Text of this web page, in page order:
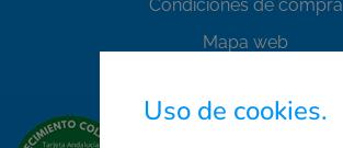
Condiciones de compra
Mapa web
Uso de cookies.